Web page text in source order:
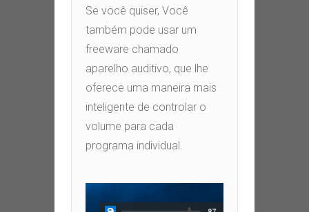
Se você quiser, Você
também pode usar um
freeware chamado
aparelho auditivo, que lhe
oferece uma maneira mais
inteligente de controlar o
volume para cada
programa individual .